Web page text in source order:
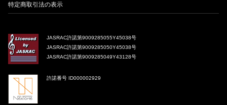
特定商取引法の表示
JASRAC許諾第9009285055Y45038号
JASRAC許諾第9009285050Y45038号
JASRAC許諾第9009285049Y43128号
許諾番号 ID000002929